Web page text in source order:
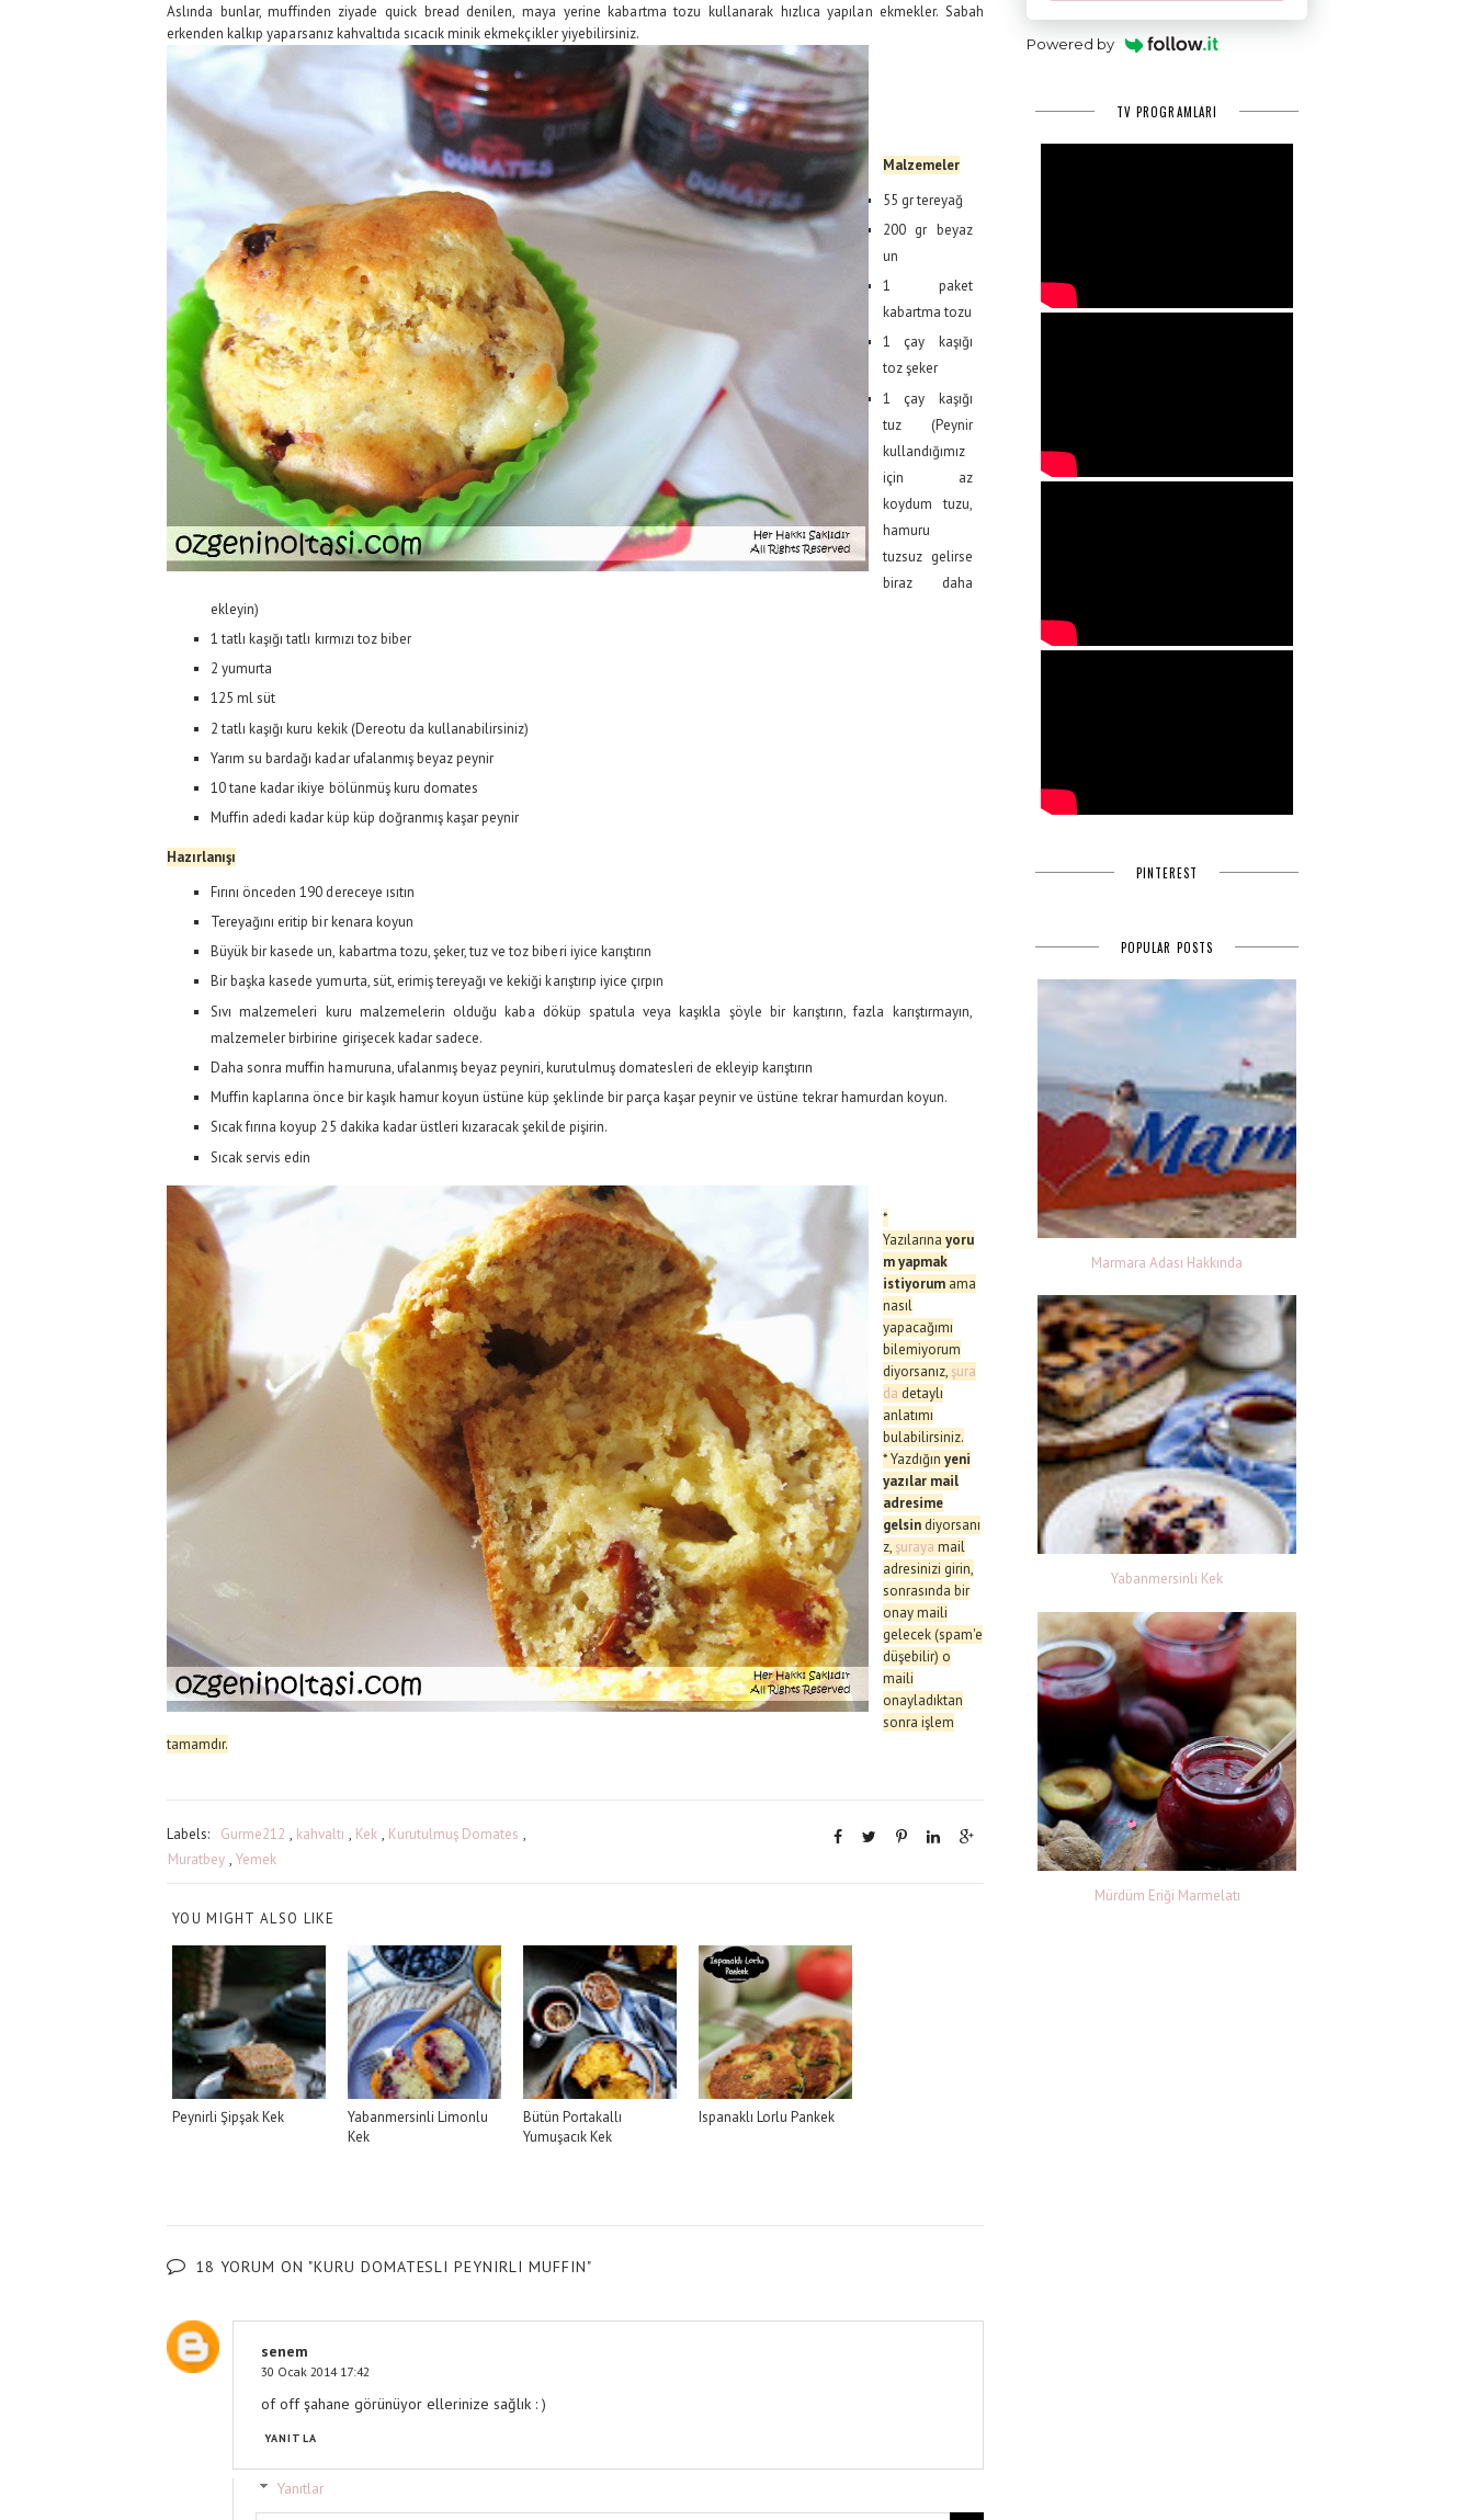
Aslında bunlar, muffinden ziyade quick bread denilen, maya yerine kabartma tozu kullanarak hızlıca yapılan ekmekler. Sabah
erkenden kalkıp yaparsanız kahvaltıda sıcacık minik ekmekçikler yiyebilirsiniz.
Malzemeler
55 gr tereyağ
200 gr beyaz
un
1 paket
kabartma tozu
1 çay kaşığı
toz şeker
1 çay kaşığı
tuz (Peynir
kullandığımız
için az
koydum tuzu,
hamuru
tuzsuz gelirse
biraz daha
ekleyin)
1 tatlı kaşığı tatlı kırmızı toz biber
2 yumurta
125 ml süt
2 tatlı kaşığı kuru kekik (Dereotu da kullanabilirsiniz)
Yarım su bardağı kadar ufalanmış beyaz peynir
10 tane kadar ikiye bölünmüş kuru domates
Muffin adedi kadar küp küp doğranmış kaşar peynir
Hazırlanışı
Fırını önceden 190 dereceye ısıtın
Tereyağını eritip bir kenara koyun
Büyük bir kasede un, kabartma tozu, şeker, tuz ve toz biberi iyice karıştırın
Bir başka kasede yumurta, süt, erimiş tereyağı ve kekiği karıştırıp iyice çırpın
Sıvı malzemeleri kuru malzemelerin olduğu kaba döküp spatula veya kaşıkla şöyle bir karıştırın, fazla karıştırmayın,
malzemeler birbirine girişecek kadar sadece.
Daha sonra muffin hamuruna, ufalanmış beyaz peyniri, kurutulmuş domatesleri de ekleyip karıştırın
Muffin kaplarına önce bir kaşık hamur koyun üstüne küp şeklinde bir parça kaşar peynir ve üstüne tekrar hamurdan koyun.
Sıcak fırına koyup 25 dakika kadar üstleri kızaracak şekilde pişirin.
Sıcak servis edin
*
Yazılarınayoru
m yapmak
istiyorum ama
nasıl
yapacağımı
bilemiyorum
diyorsanız, şura
da detaylı
anlatımı
bulabilirsiniz.
* Yazdığınyeni
yazılar mail
adresime
gelsin diyorsanı
z, şuraya mail
adresinizi girin,
sonrasında bir
onay maili
gelecek (spam'e
düşebilir) o
maili
onayladıktan
sonra işlem
tamamdır.
Labels: Gurme212 , kahvaltı , Kek , Kurutulmuş Domates ,
Muratbey , Yemek
YOU MIGHT ALSO LIKE
Peynirli Şipşak Kek
Yabanmersinli Limonlu
Kek
Bütün Portakallı
Yumuşacık Kek
Ispanaklı Lorlu Pankek
18 YORUM ON "KURU DOMATESLI PEYNIRLI MUFFIN"
senem
30 Ocak 2014 17:42
of off şahane görünüyor ellerinize sağlık : )
YANITLA
Yanıtlar
Powered by
TV PROGRAMLARI
PINTEREST
POPULAR POSTS
Marmara Adası Hakkında
Yabanmersinli Kek
Mürdüm Eriği Marmelatı